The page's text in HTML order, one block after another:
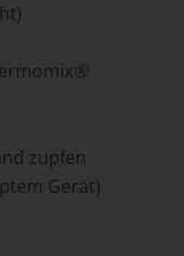
®
zupfen
Gerät)